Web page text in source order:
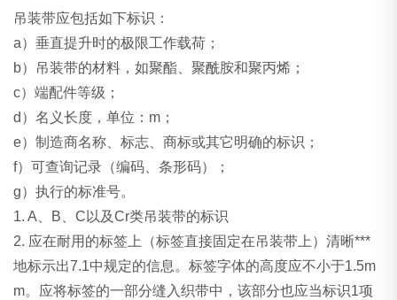
吊装带应包括如下标识：
a）垂直提升时的极限工作载荷；
b）吊装带的材料，如聚酯、聚酰胺和聚丙烯；
c）端配件等级；
d）名义长度，单位：m；
e）制造商名称、标志、商标或其它明确的标识；
f）可查询记录（编码、条形码）；
g）执行的标准号。
1. A、B、C以及Cr类吊装带的标识
2. 应在耐用的标签上（标签直接固定在吊装带上）清晰***
地标示出7.1中规定的信息。标签字体的高度应不小于1.5m
m。应将标签的一部分缝入织带中，该部分也应当标识1项